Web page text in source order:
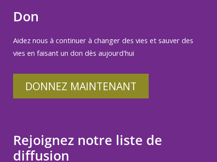
Don
Aidez nous à continuer à changer des vies et sauver des
vies en faisant un don dès aujourd'hui
DONNEZ MAINTENANT
Rejoignez notre liste de
diffusion